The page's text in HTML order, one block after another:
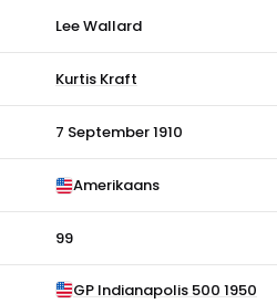
Lee Wallard
Kurtis Kraft
7 September 1910
Amerikaans
99
GP Indianapolis 500 1950